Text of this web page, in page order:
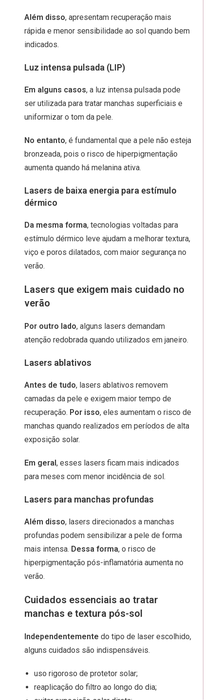
Além disso, apresentam recuperação mais
rápida e menor sensibilidade ao sol quando bem
indicados.
Luz intensa pulsada (LIP)
Em alguns casos, a luz intensa pulsada pode
ser utilizada para tratar manchas superficiais e
uniformizar o tom da pele.
No entanto, é fundamental que a pele não esteja
bronzeada, pois o risco de hiperpigmentação
aumenta quando há melanina ativa.
Lasers de baixa energia para estímulo
dérmico
Da mesma forma, tecnologias voltadas para
estímulo dérmico leve ajudam a melhorar textura,
viço e poros dilatados, com maior segurança no
verão.
Lasers que exigem mais cuidado no
verão
Por outro lado, alguns lasers demandam
atenção redobrada quando utilizados em janeiro.
Lasers ablativos
Antes de tudo, lasers ablativos removem
camadas da pele e exigem maior tempo de
recuperação. Por isso, eles aumentam o risco de
manchas quando realizados em períodos de alta
exposição solar.
Em geral, esses lasers ficam mais indicados
para meses com menor incidência de sol.
Lasers para manchas profundas
Além disso, lasers direcionados a manchas
profundas podem sensibilizar a pele de forma
mais intensa. Dessa forma, o risco de
hiperpigmentação pós-inflamatória aumenta no
verão.
Cuidados essenciais ao tratar
manchas e textura pós-sol
Independentemente do tipo de laser escolhido,
alguns cuidados são indispensáveis.
uso rigoroso de protetor solar;
reaplicação do filtro ao longo do dia;